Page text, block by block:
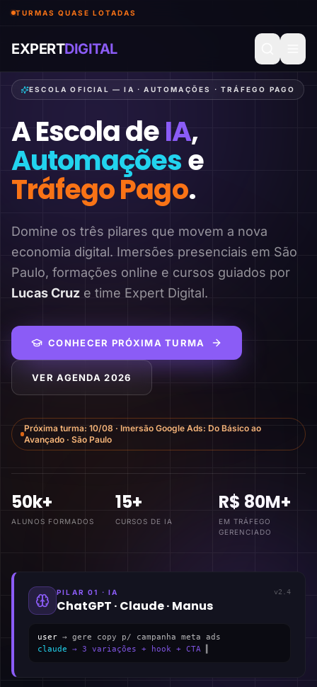
TURMAS QUASE LOTADAS
EXPERTDIGITAL
ESCOLA OFICIAL — IA · AUTOMAÇÕES · TRÁFEGO PAGO
A Escola deIA,
Automaçõese
Tráfego Pago.
Domine os três pilares que movem a nova
economia digital. Imersões presenciais em São
Paulo, formações online e cursos guiados por
Lucas Cruz e time Expert Digital.
CONHECER PRÓXIMA TURMA
VER AGENDA 2026
Próxima turma: 10/08 · Imersão Google Ads: Do Básico ao
Avançado · São Paulo
50k+
ALUNOS FORMADOS
15+
CURSOS DE IA
R$ 80M+
EM TRÁFEGO
GERENCIADO
PILAR 01 · IA
ChatGPT · Claude · Manus
v2.4
user → gere copy p/ campanha meta ads
claude → 3 variações + hook + CTA